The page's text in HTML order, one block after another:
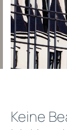
Keine